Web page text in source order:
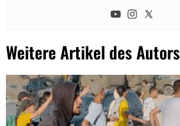
Weitere Artikel des Autors